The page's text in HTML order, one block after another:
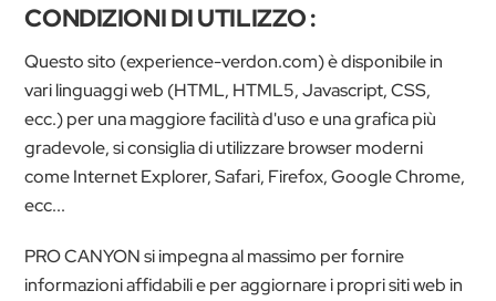
CONDIZIONI DI UTILIZZO :
Questo sito (experience-verdon.com) è disponibile in
vari linguaggi web (HTML, HTML5, Javascript, CSS,
ecc.) per una maggiore facilità d'uso e una grafica più
gradevole, si consiglia di utilizzare browser moderni
come Internet Explorer, Safari, Firefox, Google Chrome,
ecc...
PRO CANYON si impegna al massimo per fornire
informazioni affidabili e per aggiornare i propri siti web in